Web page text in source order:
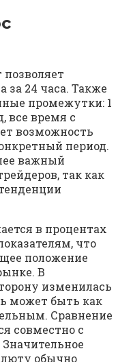
за 24 часа. Также
промежутки: 1
все время с
возможность
период.
важный
так как
в процентах
что
положение
В
изменилась
может быть как
Сравнение
совместно с
обычно